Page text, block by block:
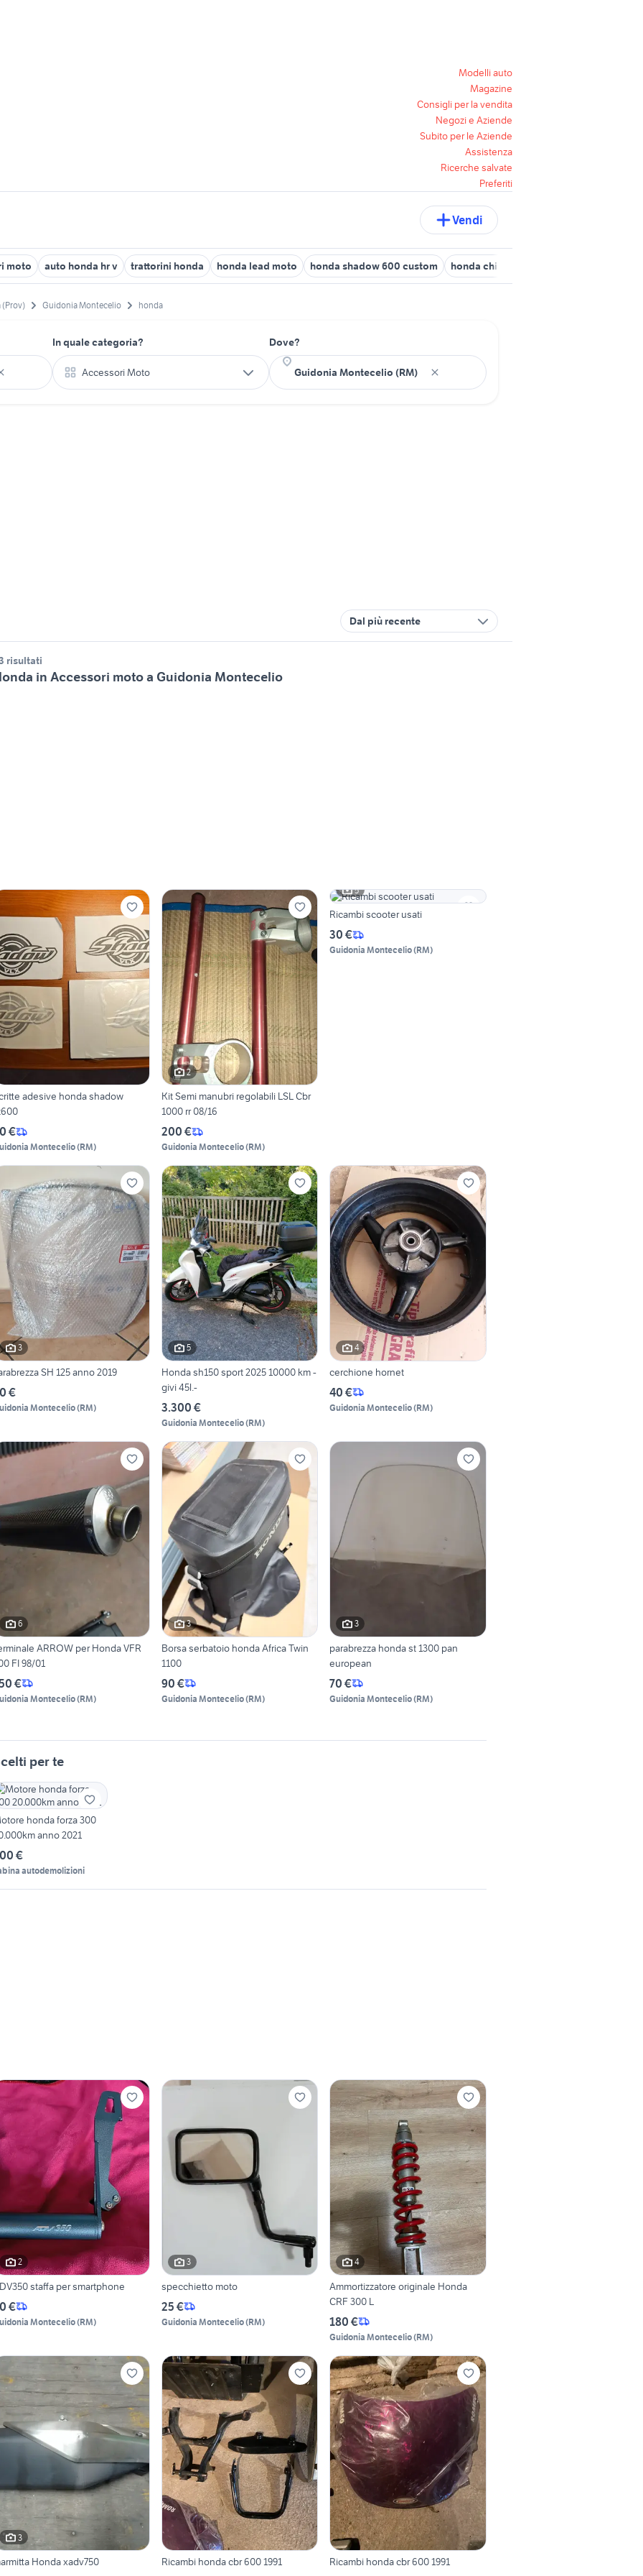
Modelli auto
Magazine
Consigli per la vendita
Negozi e Aziende
Subito per le Aziende
Assistenza
Ricerche salvate
Preferiti
Vendi
moto auto honda hr v trattorini honda honda lead moto honda shadow 600 custom honda chiocciola accessori moto
(Prov) Guidonia Montecelio honda
In quale categoria?
Accessori Moto
Dove?
Dal più recente
risultati
in Accessori moto a Guidonia Montecelio
adesive honda shadow
€
Montecelio(RM)
2
Kit Semi manubri regolabili LSL Cbr
1000 rr 08/16
200 €
Guidonia Montecelio(RM)
5
Ricambi scooter usati
30 €
Guidonia Montecelio(RM)
3
SH 125 anno 2019
€
Montecelio(RM)
5
Honda sh150 sport 2025 10000 km -
givi 45l.-
3.300 €
Guidonia Montecelio(RM)
4
cerchione hornet
40 €
Guidonia Montecelio(RM)
6
ARROW per Honda VFR
FI 98/01
€
Montecelio(RM)
3
Borsa serbatoio honda Africa Twin
1100
90 €
Guidonia Montecelio(RM)
3
parabrezza honda st 1300 pan
european
70 €
Guidonia Montecelio(RM)
per te
honda forza 300
anno 2021
€
autodemolizioni
2
staffa per smartphone
€
Montecelio(RM)
3
specchietto moto
25 €
Guidonia Montecelio(RM)
4
Ammortizzatore originale Honda
CRF 300 L
180 €
Guidonia Montecelio(RM)
3
Honda xadv750 Ricambi honda cbr 600 1991 Ricambi honda cbr 600 1991